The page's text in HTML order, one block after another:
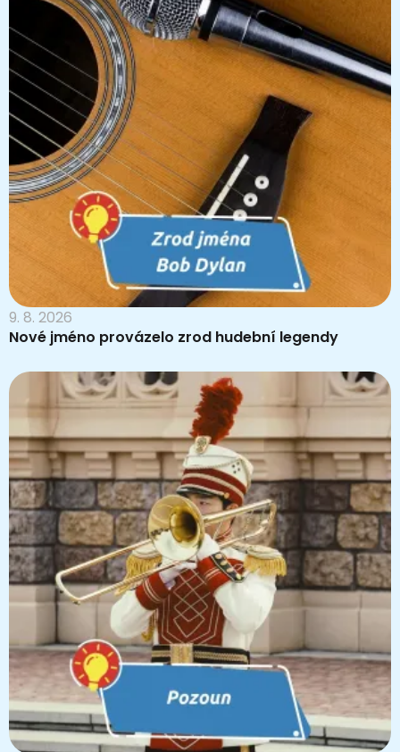
9. 8. 2026
Nové jméno provázelo zrod hudební legendy